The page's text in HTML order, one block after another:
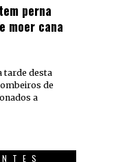
perna
moer cana
tarde desta
de
a